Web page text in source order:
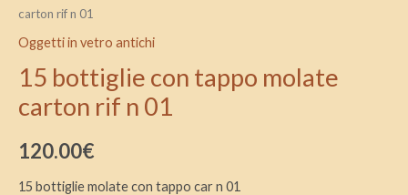
carton rif n 01
Oggetti in vetro antichi
15 bottiglie con tappo molate
carton rif n 01
120.00€
15 bottiglie molate con tappo car n 01